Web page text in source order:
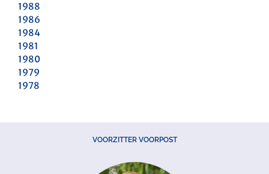
1988
1986
1984
1981
1980
1979
1978
VOORZITTER VOORPOST